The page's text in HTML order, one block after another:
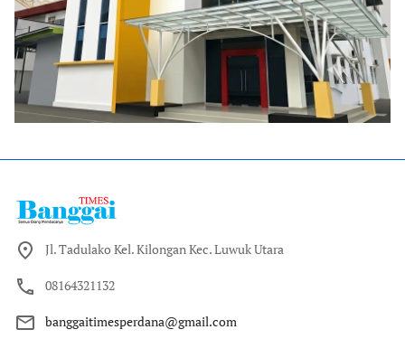
Jl. Tadulako Kel. Kilongan Kec. Luwuk Utara
08164321132
banggaitimesperdana@gmail.com